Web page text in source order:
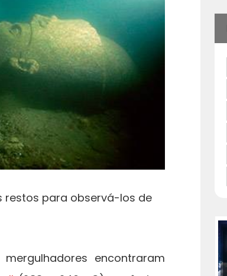
restos para observá-los de
encontraram